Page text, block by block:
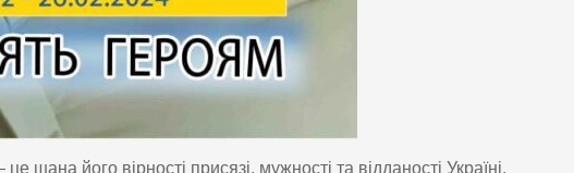
шана його вірності присязі, мужності та відданості Україні.